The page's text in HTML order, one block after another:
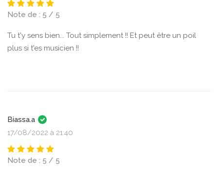
Note de : 5 / 5
Tu t'y sens bien... Tout simplement !! Et peut être un poil
plus si t'es musicien !!
Biassa.a
17/08/2022 à 21:40
Note de : 5 / 5